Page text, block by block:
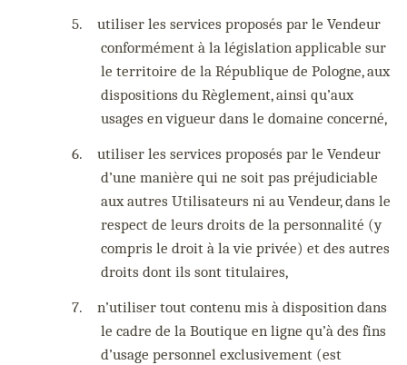
5.
utiliser les services proposés par le Vendeur
conformément à la législation applicable sur
le territoire de la République de Pologne, aux
dispositions du Règlement, ainsi qu’aux
usages en vigueur dans le domaine concerné,
6.
utiliser les services proposés par le Vendeur
d’une manière qui ne soit pas préjudiciable
aux autres Utilisateurs ni au Vendeur, dans le
respect de leurs droits de la personnalité (y
compris le droit à la vie privée) et des autres
droits dont ils sont titulaires,
7.
n’utiliser tout contenu mis à disposition dans
le cadre de la Boutique en ligne qu’à des fins
d’usage personnel exclusivement (est